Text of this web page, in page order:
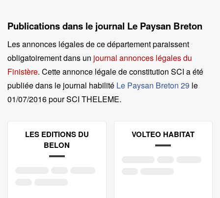
Publications dans le journal Le Paysan Breton
Les annonces légales de ce département paraissent
obligatoirement dans un journal annonces légales du
Finistère. Cette annonce légale de constitution SCI a été
publiée dans le journal habilité Le Paysan Breton 29 le
01/07/2016 pour SCI THELEME.
LES EDITIONS DU
BELON
VOLTEO HABITAT